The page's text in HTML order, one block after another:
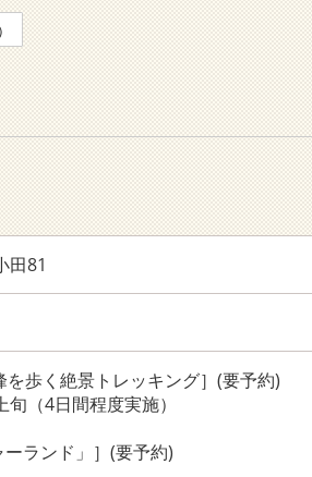
田81
を歩く絶景トレッキング］(要予約)
（4日間程度実施）
ーランド」］(要予約)